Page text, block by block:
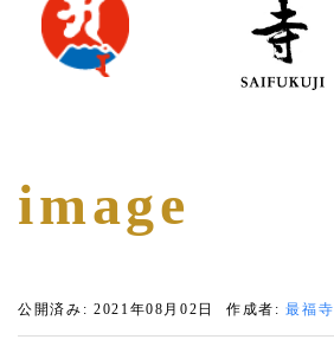
image
公開済み: 2021年08月02日 作成者:最福寺